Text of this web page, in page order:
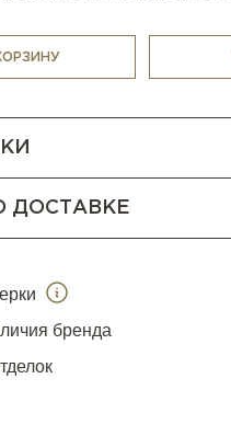
ДОСТАВКЕ
бренда